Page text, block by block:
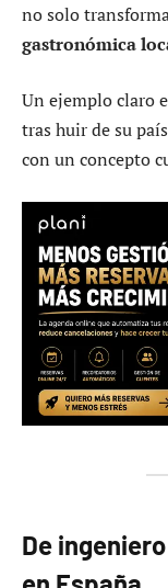
no solo
gastronómica
Un ejemplo claro
tras huir de su
con un concepto
De